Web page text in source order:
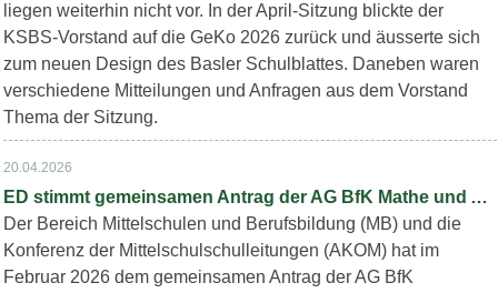
liegen weiterhin nicht vor. In der April-Sitzung blickte der
KSBS-Vorstand auf die GeKo 2026 zurück und äusserte sich
zum neuen Design des Basler Schulblattes. Daneben waren
verschiedene Mitteilungen und Anfragen aus dem Vorstand
Thema der Sitzung.
20.04.2026
ED stimmt gemeinsamen Antrag der AG BfK Mathe und AG BfK Deutsch zu
Der Bereich Mittelschulen und Berufsbildung (MB) und die
Konferenz der Mittelschulschulleitungen (AKOM) hat im
Februar 2026 dem gemeinsamen Antrag der AG BfK